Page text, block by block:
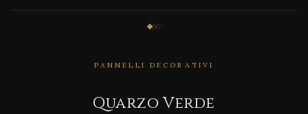
PANNELLI DECORATIVI
Quarzo Verde